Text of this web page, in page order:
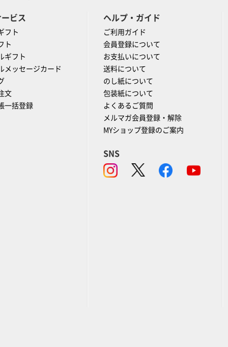
ビス
フト
ト
ギフト
メッセージカード
文
一括登録
ヘルプ・ガイド
ご利用ガイド
会員登録について
お支払いについて
送料について
のし紙について
包装紙について
よくあるご質問
メルマガ会員登録・解除
MYショップ登録のご案内
SNS